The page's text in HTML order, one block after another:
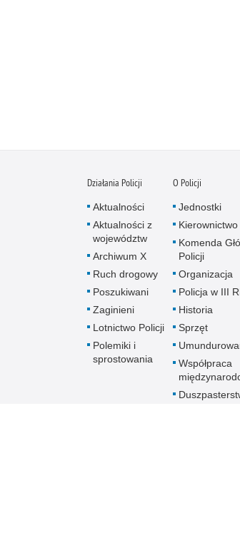
Działania Policji
Aktualności
Aktualności z
województw
Archiwum X
Ruch drogowy
Poszukiwani
Zaginieni
Lotnictwo Policji
Polemiki i
sprostowania
O Policji
Jednostki
Kierownictwo
Komenda
Policji
Organizacja
Policja w III
Historia
Sprzęt
Współpraca